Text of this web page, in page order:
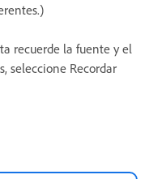
recuerde la fuente y el
seleccione Recordar